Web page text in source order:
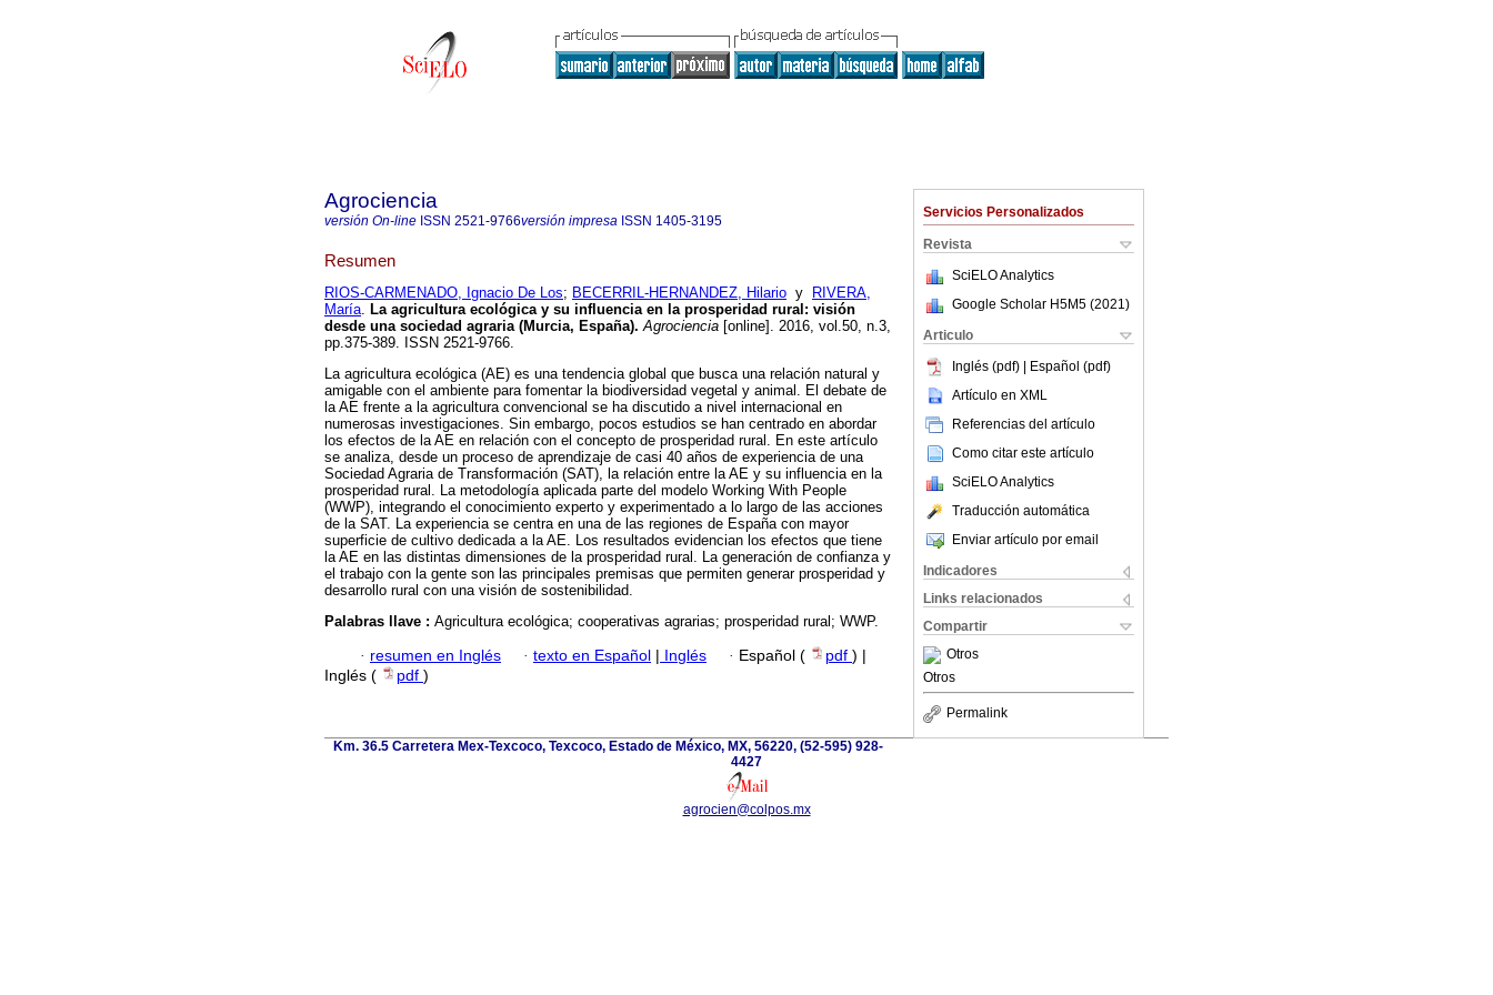
Servicios Personalizados
Revista
SciELO Analytics
Google Scholar H5M5 (2021 )
Articulo
Inglés (pdf) | Español (pdf)
Artículo en XML
Referencias del artículo
Como citar este artículo
SciELO Analytics
Traducción automática
Enviar artículo por email
Indicadores
Links relacionados
Compartir
Otros
Otros
Permalink
Agrociencia
versión On-line ISSN 2521-9766versión impresa ISSN 1405-3195
Resumen
RIOS-CARMENADO, Ignacio De Los; BECERRIL-HERNANDEZ, Hilario y
RIVERA,
María. La agricultura ecológica y su influencia en la prosperidad rural: visión
desde una sociedad agraria (Murcia, España). Agrociencia [online]. 2016, vol.50, n.3,
pp.375-389. ISSN 2521-9766.
La agricultura ecológica (AE) es una tendencia global que busca una relación natural y
amigable con el ambiente para fomentar la biodiversidad vegetal y animal. El debate de
la AE frente a la agricultura convencional se ha discutido a nivel internacional en
numerosas investigaciones. Sin embargo, pocos estudios se han centrado en abordar
los efectos de la AE en relación con el concepto de prosperidad rural. En este artículo
se analiza, desde un proceso de aprendizaje de casi 40 años de experiencia de una
Sociedad Agraria de Transformación (SAT), la relación entre la AE y su influencia en la
prosperidad rural. La metodología aplicada parte del modelo Working With People
(WWP), integrando el conocimiento experto y experimentado a lo largo de las acciones
de la SAT. La experiencia se centra en una de las regiones de España con mayor
superficie de cultivo dedicada a la AE. Los resultados evidencian los efectos que tiene
la AE en las distintas dimensiones de la prosperidad rural. La generación de confianza y
el trabajo con la gente son las principales premisas que permiten generar prosperidad y
desarrollo rural con una visión de sostenibilidad.
Palabras llave : Agricultura ecológica; cooperativas agrarias; prosperidad rural; WWP.
· resumen en Inglés · texto en Español | Inglés · Español ( pdf ) |
Inglés (
pdf )
Km. 36.5 Carretera Mex-Texcoco, Texcoco, Estado de México, MX, 56220, (52-595) 928-
4427
agrocien@colpos.mx